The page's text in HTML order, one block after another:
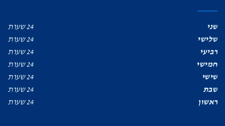
שני
24 שעות
שלישי
24 שעות
רביעי
24 שעות
חמישי
24 שעות
שישי
24 שעות
שבת
24 שעות
ראשון
24 שעות